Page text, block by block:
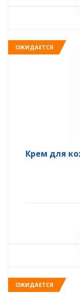
ОЖИДАЕТСЯ
Крем для
ОЖИДАЕТСЯ